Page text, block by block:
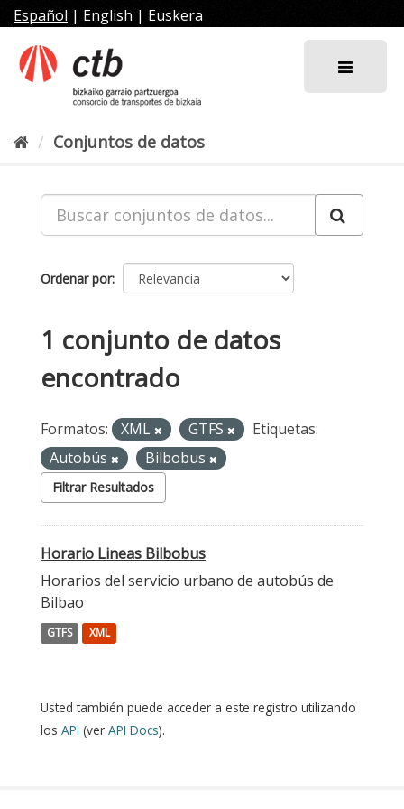
al
contenido
Español | English | Euskera
Conjuntos de datos
Ordenar por
1 conjunto de datos
encontrado
Formatos: XML GTFS
Etiquetas:
Autobús
Bilbobus
Filtrar Resultados
Horario Lineas Bilbobus
Horarios del servicio urbano de autobús de
Bilbao
GTFS XML
Usted también puede acceder a este registro utilizando
los API (ver API Docs).